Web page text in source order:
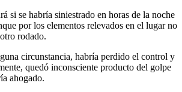
si se habría siniestrado en horas de la noche
por los elementos relevados en el lugar no
rodado.
circunstancia, habría perdido el control y
quedó inconsciente producto del golpe
ahogado.